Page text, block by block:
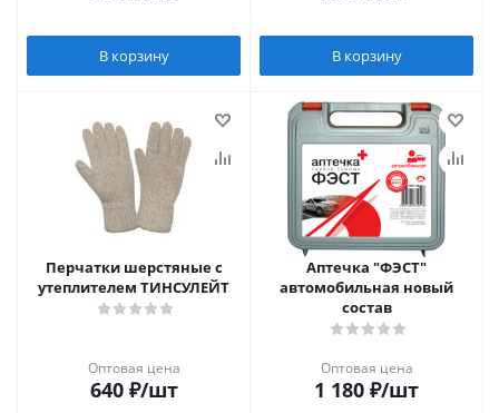
В корзину В корзину
Перчатки шерстяные с
утеплителем ТИНСУЛЕЙТ
Оптовая цена
640₽/шт
Аптечка "ФЭСТ"
автомобильная новый
состав
Оптовая цена
1 180 ₽/шт